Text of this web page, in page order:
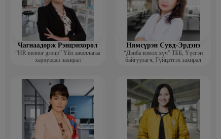
Чагнаадорж Рэнцэнхорол
“HR mentor group” Үйл ажиллагаа
хариуцсан захирал
Нямсүрэн Сувд-Эрдэнэ
“Дэнба нэмэх хүч” ТББ, Үүсгэн
байгуулагч, Гүйцэтгэх захирал